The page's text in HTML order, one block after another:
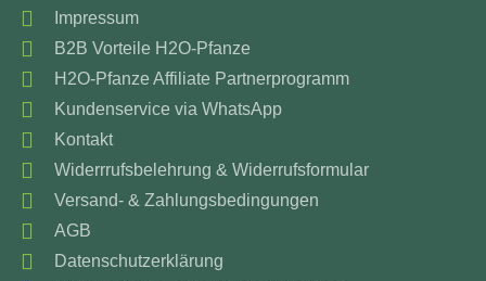
Impressum
B2B Vorteile H2O-Pfanze
H2O-Pfanze Affiliate Partnerprogramm
Kundenservice via WhatsApp
Kontakt
Widerrrufsbelehrung & Widerrufsformular
Versand- & Zahlungsbedingungen
AGB
Datenschutzerklärung